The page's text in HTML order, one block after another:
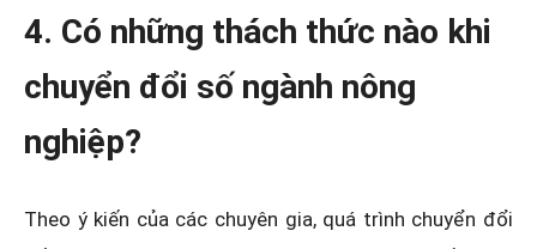
4. Có những thách thức nào khi
chuyển đổi số ngành nông
nghiệp?
Theo ý kiến của các chuyên gia, quá trình chuyển đổi